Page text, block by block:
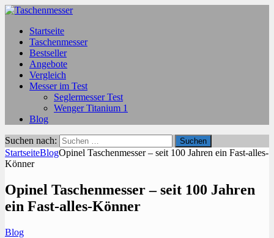
Startseite
Taschenmesser
Bestseller
Angebote
Vergleich
Messer im Test
Seglermesser Test
Wenger Titanium 1
Blog
Suchen nach:
StartseiteBlogOpinel Taschenmesser – seit 100 Jahren ein Fast-alles-
Könner
Opinel Taschenmesser – seit 100 Jahren
ein Fast-alles-Könner
Blog